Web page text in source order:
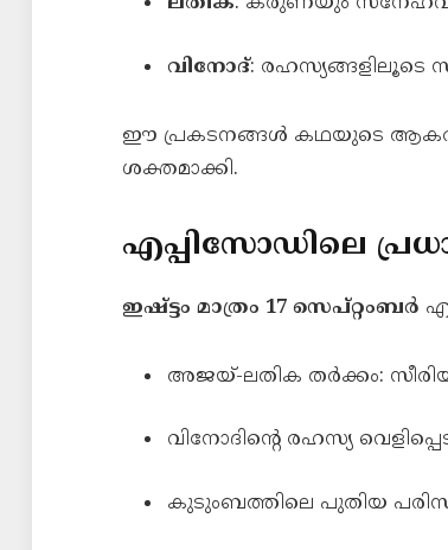
വിനോദ്: രഹസ്യങ്ങളിലൂടെ
ഈ പ്രകടനങ്ങൾ കഥയുടെ
ശക്തമാക്കി.
എപ്പിസോഡിലെ
ഇഷ്ട്ടം മാത്രം 17 സെപ്റ്റംബർ
അജയ്-ലതിക തർക്കം:
വിനോദിന്റെ രഹസ്യ
കുടുംബത്തിലെ പുതിയ